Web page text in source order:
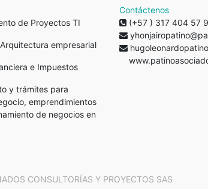
de Proyectos TI
empresarial
e Impuestos
y trámites para
emprendimientos
de negocios en
Contáctenos
(+57 ) 317 404 57
CONSULTORÍAS Y PROYECTOS SAS